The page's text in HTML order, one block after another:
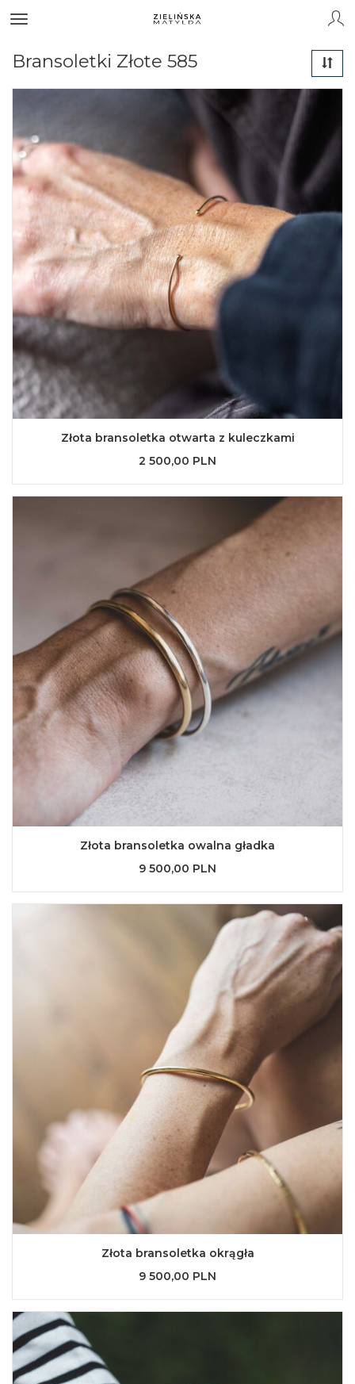
Bransoletki Złote 585
Złota bransoletka otwarta z kuleczkami
2 500,00 PLN
Złota bransoletka owalna gładka
9 500,00 PLN
Złota bransoletka okrągła
9 500,00 PLN